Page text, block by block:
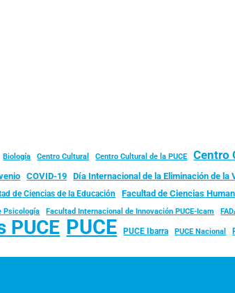
Biología Centro Cultural Centro Cultural de la PUCE Centro
COVID-19 Día Internacional de la Eliminación de la
de Ciencias de la Educación Facultad de Ciencias
Psicología Facultad Internacional de Innovación PUCE-Icam
PUCE PUCE PUCE Ibarra PUCE Nacional